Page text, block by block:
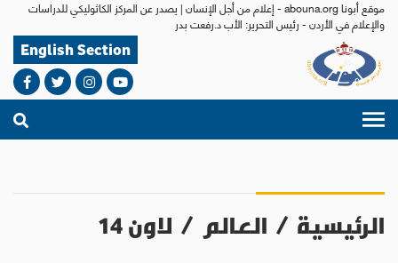
موقع أبونا abouna.org - إعلام من أجل الإنسان | يصدر عن المركز الكاثوليكي للدراسات
والإعلام في الأردن - رئيس التحرير: الأب د.رفعت بدر
English Section
الرئيسية / العالم / لاون 14